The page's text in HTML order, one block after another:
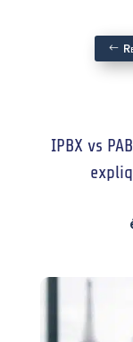
IPBX vs